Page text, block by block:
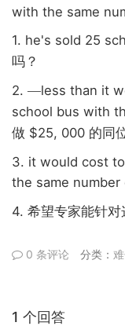
with the same
1. he's sold 25
吗？
2. —less than it
school bus with
做 $25, 000 的同
3. it would cost
the same number
4. 希望专家能针对
0 条评论 分类：
1 个回答